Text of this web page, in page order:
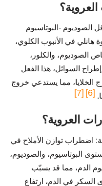
الصوديوم -البوتاسيوم
في الأنبوب الكلوي،
الصوديوم، والكلور،
السوائل، هذا الفعل
الخلايا، مما يستدعي خروج
[6]
[7]
العروية؟
اضطراب توازن الأملاح في
البوتاسيوم، والصوديوم،
الدم، مما قد يسبّب
في الدم، ارتفاع